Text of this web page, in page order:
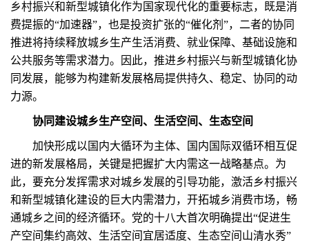
乡村振兴和新型城镇化作为国家现代化的重要标志，既是消
费提振的“加速器”，也是投资扩张的“催化剂”，二者的协同
推进将持续释放城乡生产生活消费、就业保障、基础设施和
公共服务等需求潜力。因此，推进乡村振兴与新型城镇化协
同发展，能够为构建新发展格局提供持久、稳定、协同的动
力源。
协同建设城乡生产空间、生活空间、生态空间
加快形成以国内大循环为主体、国内国际双循环相互促
进的新发展格局，关键是把握扩大内需这一战略基点。为
此，要充分发挥需求对城乡发展的引导功能，激活乡村振兴
和新型城镇化建设的巨大内需潜力，开拓城乡消费市场，畅
通城乡之间的经济循环。党的十八大首次明确提出“促进生
产空间集约高效、生活空间宜居适度、生态空间山清水秀”